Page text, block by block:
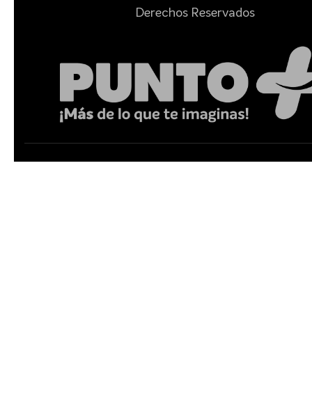
Derechos Reservados